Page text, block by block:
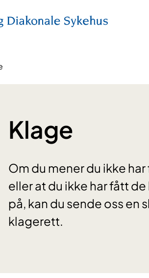
Klage
Om du mener du ikke
eller at du ikke har fått
på, kan du sende oss en
klagerett.